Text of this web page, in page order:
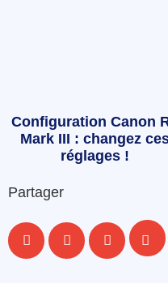
Configuration Canon
Mark III : changez
réglages !
Partager